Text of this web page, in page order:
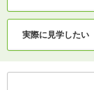
実際に見学したい